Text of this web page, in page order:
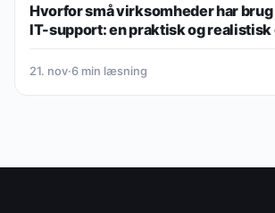
Hvorfor små virksomheder har
IT-support: en praktisk og realistisk
21. nov·6 min læsning